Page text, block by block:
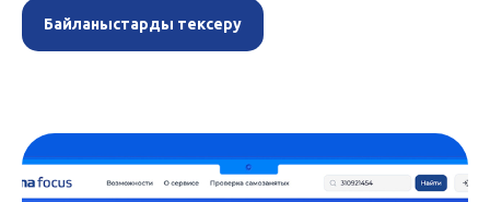
Байланыстарды тексеру